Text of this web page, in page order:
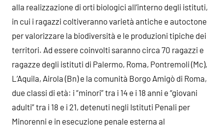
alla realizzazione di orti biologici all’interno degli istituti,
in cui i ragazzi coltiveranno varietà antiche e autoctone
per valorizzare la biodiversità e le produzioni tipiche dei
territori. Ad essere coinvolti saranno circa 70 ragazzi e
ragazze degli istituti di Palermo, Roma, Pontremoli (Mc),
L’Aquila, Airola (Bn) e la comunità Borgo Amigò di Roma,
due classi di età: i “minori” tra i 14 e i 18 anni e “giovani
adulti” tra i 18 e i 21, detenuti negli Istituti Penali per
Minorenni e in esecuzione penale esterna al